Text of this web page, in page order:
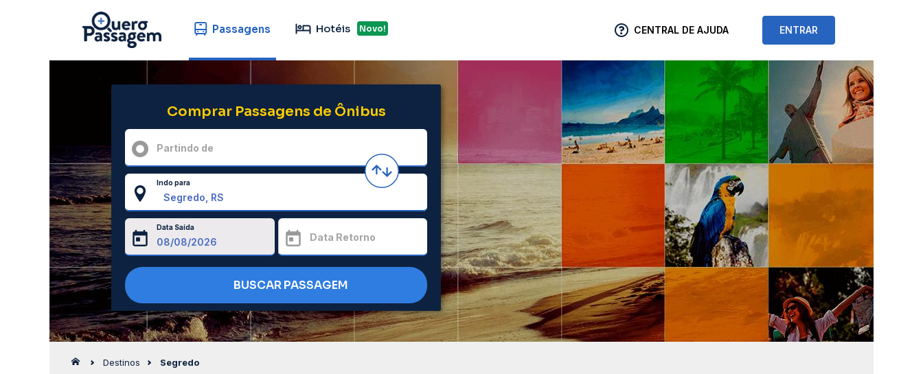
Passagens Hotéis Novo! CENTRAL DE AJUDA ENTRAR
Comprar Passagens de Ônibus
Partindo de
Indo para
Data Saída
Data Retorno
BUSCAR PASSAGEM
Destinos Segredo